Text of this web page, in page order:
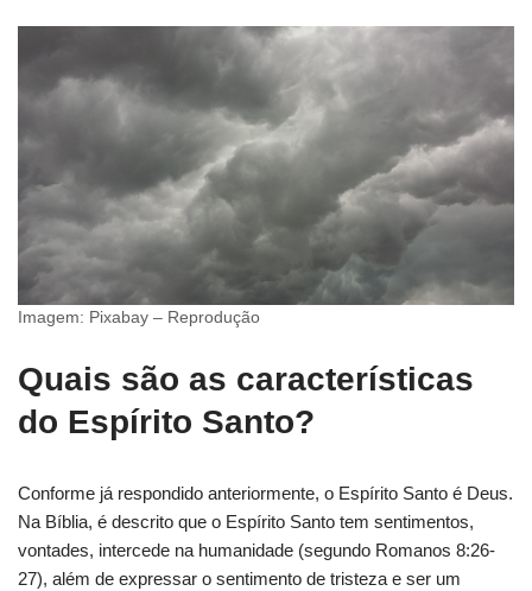
Imagem: Pixabay – Reprodução
Quais são as características
do Espírito Santo?
Conforme já respondido anteriormente, o Espírito Santo é Deus.
Na Bíblia, é descrito que o Espírito Santo tem sentimentos,
vontades, intercede na humanidade (segundo Romanos 8:26-
27), além de expressar o sentimento de tristeza e ser um